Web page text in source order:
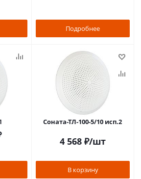
Подробнее
Соната-ТЛ-100-5/10 исп.2
4 568 ₽/шт
В корзину